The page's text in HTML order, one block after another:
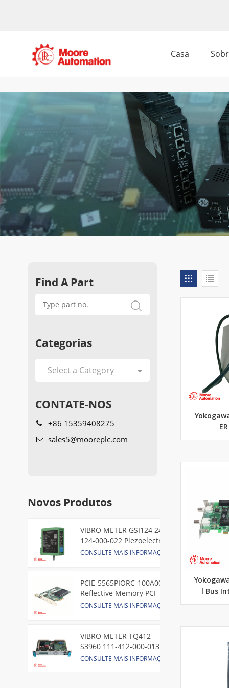
Casa
l Bus
Find A Part
Categorias
CONTATE-NOS
+86 15359408275
sales5@mooreplc.com
Novos Produtos
VIBRO METER GSI124 244-
124-000-022 Piezoelectric
Pressure Transducer
CONSULTE MAIS INFORMAÇÃO
PCIE-5565PIORC-100A00
Reflective Memory PCI
Express Node Card /GE
CONSULTE MAIS INFORMAÇÃO
VIBRO METER TQ412
S3960 111-412-000-013
Reverse Mount
CONSULTE MAIS INFORMAÇÃO